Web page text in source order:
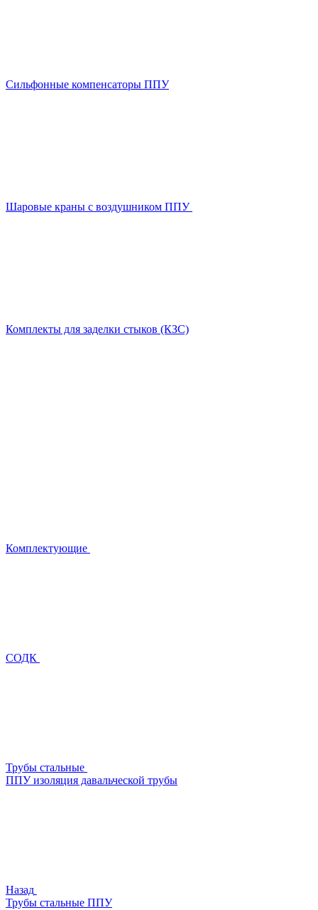
Сильфонные компенсаторы ППУ
Шаровые краны с воздушником ППУ
Комплекты для заделки стыков (КЗС)
Комплектующие
СОДК
Трубы стальные
ППУ изоляция давальческой трубы
Назад
Трубы стальные ППУ